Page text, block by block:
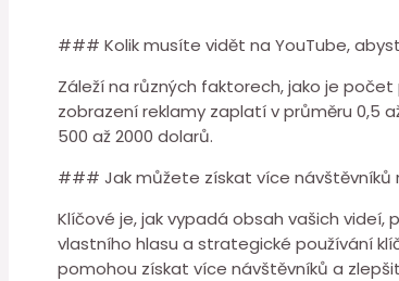
### Kolik musíte vidět na YouTube,
Záleží na různých faktorech, jako je
zobrazení reklamy zaplatí v průměru 0,5
500 až 2000 dolarů.
### Jak můžete získat více návštěvníků
Klíčové je, jak vypadá obsah vašich
vlastního hlasu a strategické používání
pomohou získat více návštěvníků a